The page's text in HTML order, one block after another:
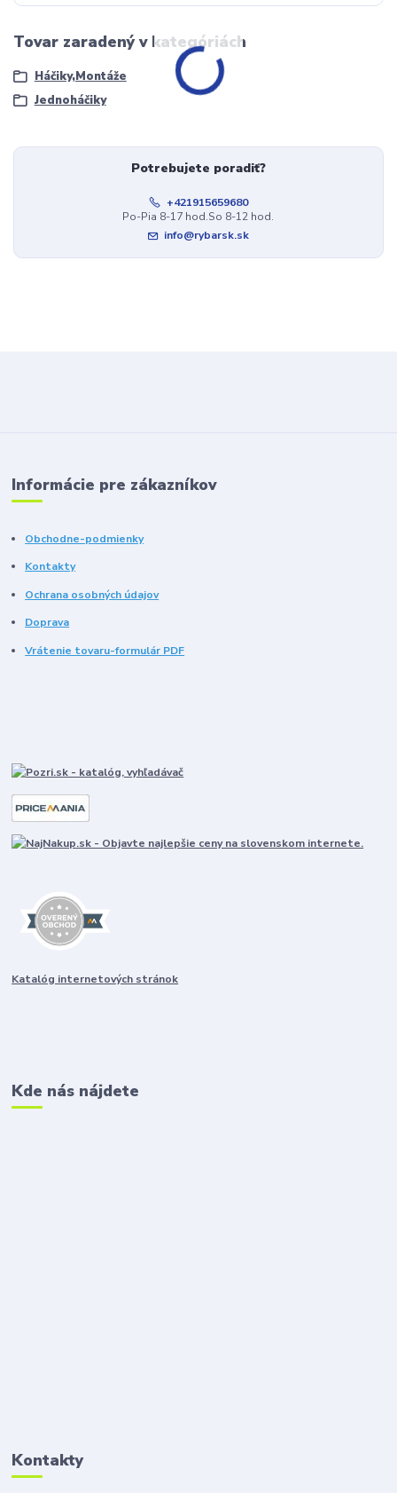
Tovar zaradený v kategóriách
Háčiky,Montáže
Jednoháčiky
Potrebujete poradiť?
+421915659680
Po-Pia 8-17 hod.So 8-12 hod.
info@rybarsk.sk
Informácie pre zákazníkov
Obchodne-podmienky
Kontakty
Ochrana osobných údajov
Doprava
Vrátenie tovaru-formulár PDF
Katalóg internetových stránok
Kde nás nájdete
Kontakty